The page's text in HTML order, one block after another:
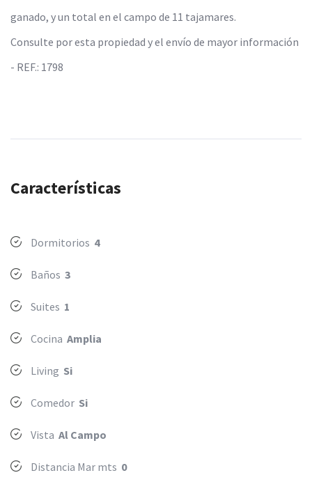
ganado, y un total en el campo de 11 tajamares.
Consulte por esta propiedad y el envío de mayor información
- REF.: 1798
Características
Dormitorios 4
Baños 3
Suites 1
Cocina Amplia
Living Si
Comedor Si
Vista Al Campo
Distancia Mar mts 0